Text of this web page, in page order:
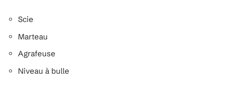
Scie
Marteau
Agrafeuse
Niveau à bulle